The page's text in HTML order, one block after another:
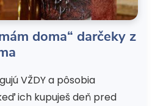
doma“ darčeky z
VŽDY a pôsobia
ich kupuješ deň pred